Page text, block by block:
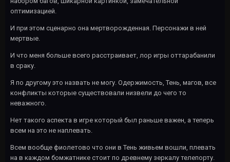
оптимизацией.
И при этом сценарно она мертворожденная. Персонажи в ней
мертвые.
И что меня больше всего расстраивает, лор игры оттарабанили
в сраку.
Я по другому это назвать не могу. Одержимость, Тень, магов, все
конфликты которые существовали низвели до чего то
неважного.
Нет такого аспекта в игре который был раньше важен, а теперь
всем на это не наплевать.
Всем вообще фиолетово что они в Тень живьем вошли, плевать
на в каждом бомжатнике стоит по древнему зеркалу телепорту.